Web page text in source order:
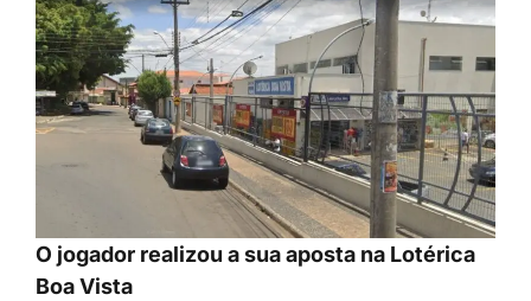
O jogador realizou a sua aposta na Lotérica
Boa Vista